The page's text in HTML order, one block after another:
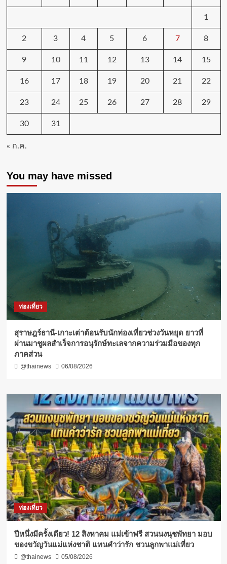
1
2 3 4 5 6 7 8
9 10 11 12 13 14 15
16 17 18 19 20 21 22
23 24 25 26 27 28 29
30 31
« ก.ค.
You may have missed
ท่องเที่ยว
สุราษฎร์ธานี-เกาะเต่าต้อนรับนักท่องเที่ยวช่วงวันหยุด ยาวที่
ผ่านมาชูผลสำเร็จการอนุรักษ์ทะเลจากความร่วมมือของทุก
ภาคส่วน
@thainews 06/08/2026
ท่องเที่ยว
ปีหนึ่งมีครั้งเดียว! 12 สิงหาคม แม่เข้าฟรี สวนนงนุชพัทยา มอบ
ของขวัญวันแม่แห่งชาติ แทนคำว่ารัก ชวนลูกพาแม่เที่ยว
@thainews 05/08/2026